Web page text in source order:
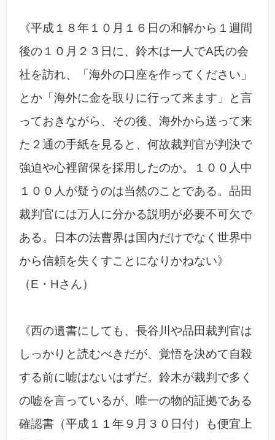
《平成１８年１０月１６日の和解から１週間
後の１０月２３日に、鈴木は一人でA氏の会
社を訪れ、「海外の口座を作ってください」
とか「海外に金を取りに行って来ます」と言
っておきながら、その後、海外から送って来
た２通の手紙を見ると、何故裁判官が判決で
強迫や心裡留保を採用したのか。１００人中
１００人が疑うのは当然のことである。品田
裁判官には万人に分かる説明が必要不可欠で
ある。日本の法曹界は国内だけでなく世界中
から信頼を失くすことになりかねない》
（E・Hさん）
《西の遺書にしても、長谷川や品田裁判官は
しっかりと読むべきだが、覚悟を決めて自殺
する前に嘘はないはずだ。鈴木が裁判で多く
の嘘を言っているが、唯一の物的証拠である
確認書（平成１１年９月３０日付）も便宜上